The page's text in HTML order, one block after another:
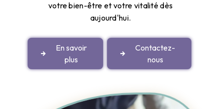
votre bien-être et votre vitalité dès
aujourd'hui.
En savoir
plus
Contactez-
nous